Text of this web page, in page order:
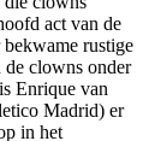
act van de
rustige
clowns onder
Enrique van
Madrid) er
in het